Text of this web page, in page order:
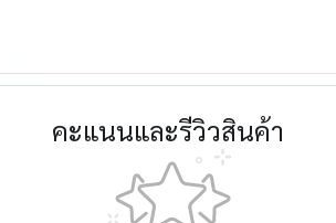
คะแนนและรีวิวสินค้า